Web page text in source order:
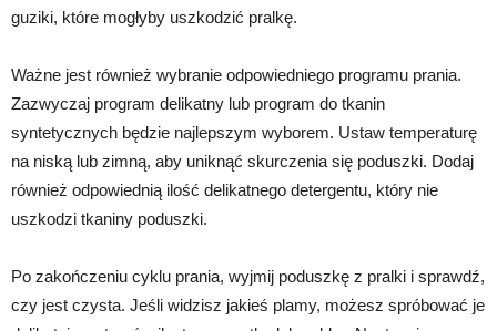
guziki, które mogłyby uszkodzić pralkę.
Ważne jest również wybranie odpowiedniego programu prania.
Zazwyczaj program delikatny lub program do tkanin
syntetycznych będzie najlepszym wyborem. Ustaw temperaturę
na niską lub zimną, aby uniknąć skurczenia się poduszki. Dodaj
również odpowiednią ilość delikatnego detergentu, który nie
uszkodzi tkaniny poduszki.
Po zakończeniu cyklu prania, wyjmij poduszkę z pralki i sprawdź,
czy jest czysta. Jeśli widzisz jakieś plamy, możesz spróbować je